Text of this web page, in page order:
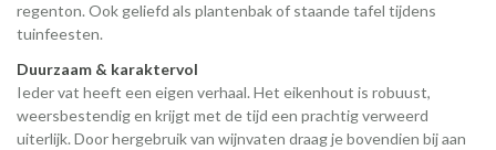
regenton. Ook geliefd als plantenbak of staande tafel tijdens
tuinfeesten.
Duurzaam & karaktervol
Ieder vat heeft een eigen verhaal. Het eikenhout is robuust,
weersbestendig en krijgt met de tijd een prachtig verweerd
uiterlijk. Door hergebruik van wijnvaten draag je bovendien bij aan